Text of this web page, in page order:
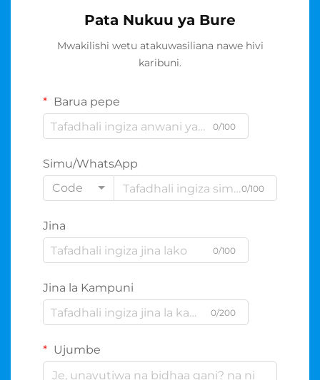
Pata Nukuu ya Bure
Mwakilishi wetu atakuwasiliana nawe hivi
karibuni.
Barua pepe
0/100
Simu/WhatsApp
Code
0/100
Jina
0/100
Jina la Kampuni
0/200
Ujumbe